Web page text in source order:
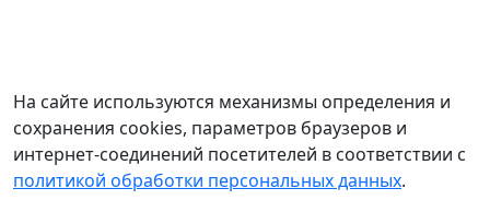
На сайте используются механизмы определения и
сохранения cookies, параметров браузеров и
интернет-соединений посетителей в соответствии с
политикой обработки персональных данных.